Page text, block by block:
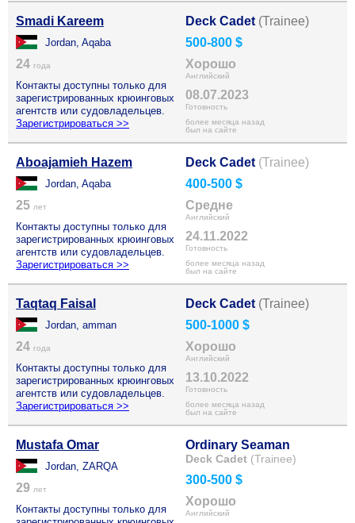
Smadi Kareem
Jordan, Aqaba
24 года
Контакты доступны только для
зарегистрированных крюинговых
агентств или судовладельцев.
Зарегистрироваться >>
Deck Cadet (Trainee)
500-800 $
Хорошо
Английский
08.07.2023
Готовность
более месяца назад
был на сайте
Aboajamieh Hazem
Jordan, Aqaba
25 лет
Контакты доступны только для
зарегистрированных крюинговых
агентств или судовладельцев.
Зарегистрироваться >>
Deck Cadet (Trainee)
400-500 $
Средне
Английский
24.11.2022
Готовность
более месяца назад
был на сайте
Taqtaq Faisal
Jordan, amman
24 года
Контакты доступны только для
зарегистрированных крюинговых
агентств или судовладельцев.
Зарегистрироваться >>
Deck Cadet (Trainee)
500-1000 $
Хорошо
Английский
13.10.2022
Готовность
более месяца назад
был на сайте
Mustafa Omar
Jordan, ZARQA
29 лет
Контакты доступны только для
Ordinary Seaman
Deck Cadet (Trainee)
300-500 $
Хорошо
Английский